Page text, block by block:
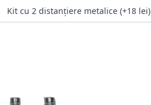
Kit cu 2 distanțiere metalice (+18 lei)